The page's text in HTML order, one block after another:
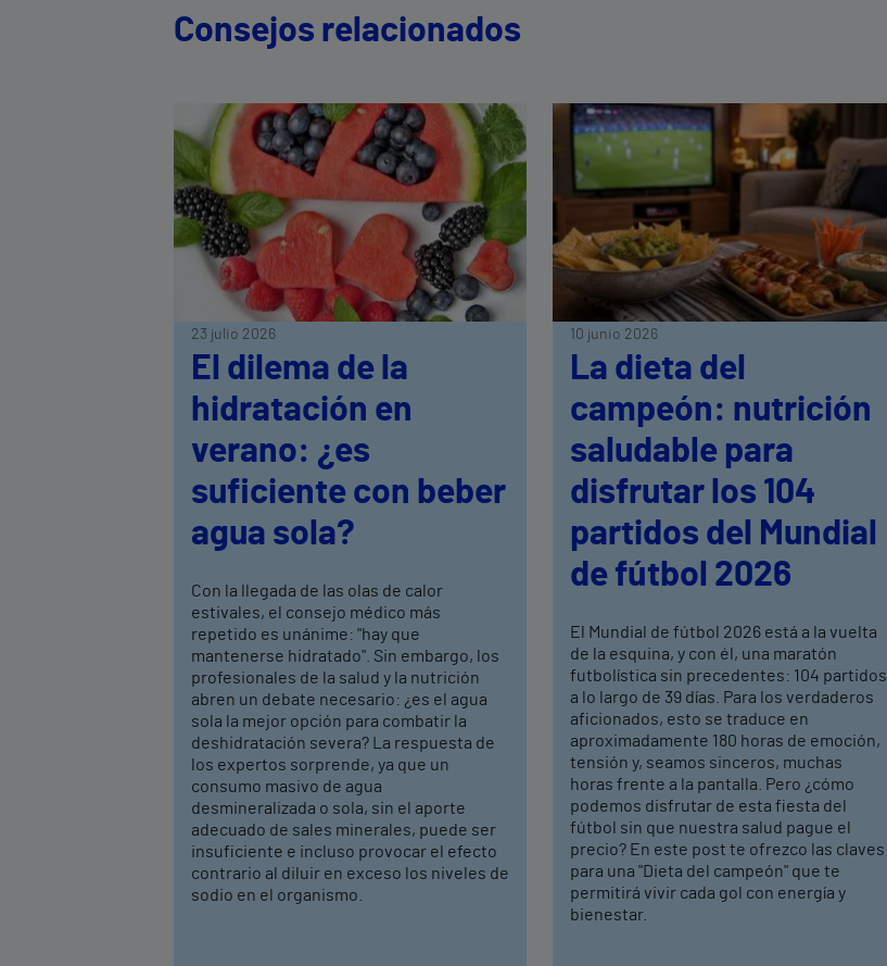
Consejos relacionados
23 julio 2026
El dilema de la
hidratación en
verano: ¿es
suficiente con beber
agua sola?
Con la llegada de las olas de calor
estivales, el consejo médico más
repetido es unánime: "hay que
mantenerse hidratado". Sin embargo, los
profesionales de la salud y la nutrición
abren un debate necesario: ¿es el agua
sola la mejor opción para combatir la
deshidratación severa? La respuesta de
los expertos sorprende, ya que un
consumo masivo de agua
desmineralizada o sola, sin el aporte
adecuado de sales minerales, puede ser
insuficiente e incluso provocar el efecto
contrario al diluir en exceso los niveles de
sodio en el organismo.
10 junio 2026
La dieta del
campeón: nutrición
saludable para
disfrutar los 104
partidos del Mundial
de fútbol 2026
El Mundial de fútbol 2026 está a la vuelta
de la esquina, y con él, una maratón
futbolística sin precedentes: 104 partidos
a lo largo de 39 días. Para los verdaderos
aficionados, esto se traduce en
aproximadamente 180 horas de emoción,
tensión y, seamos sinceros, muchas
horas frente a la pantalla. Pero ¿cómo
podemos disfrutar de esta fiesta del
fútbol sin que nuestra salud pague el
precio? En este post te ofrezco las claves
para una "Dieta del campeón" que te
permitirá vivir cada gol con energía y
bienestar.